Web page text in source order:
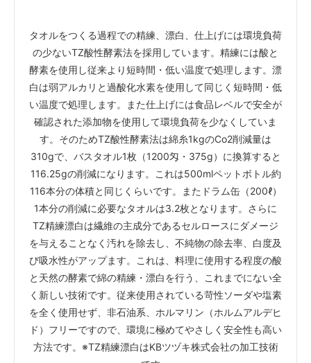
タオルをつくる過程での精練、漂白、仕上げには環境負荷
の少ないTZ酸性酵素法を採用しています。精練には酸と
酵素を使用し従来より短時間・低い温度で処理します。漂
白は弱アルカリと過酸化水素を使用して同じく短時間・低
い温度で処理します。また仕上げには食品レベルで安全が
確認された添加物を使用して環境負荷を少なくしていま
す。そのためTZ酸性酵素法は綿糸1kgのCo2削減量は
310gで、バスタオル1枚（1200匁・375g）に換算すると
116.25gの削減になります。これは500mlペットボトル約
116本分の体積と同じくらいです。またドラム缶（200ℓ）
1本分の削減に必要なタオルは3.2枚となります。さらに
TZ精練漂白は繊維の主成分であるセルロースにダメージ
を与えることなく汚れを除去し、不純物の除去率、白度及
び吸水性がアップます。これは、料理に使用する程度の酸
と天然の酵素で綿の精練・漂白を行う、これまでにない全
く新しい技術です。従来使用されている苛性ソーダや塩素
を全く使用せず、非石油系、ホルマリン（ホルムアルデヒ
ド）フリーですので、環境に極めてやさしく安全性も高い
方法です。※TZ精練漂白はKBツヅキ株式会社の加工技術